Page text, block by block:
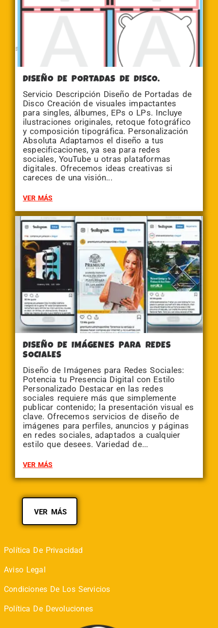
DISEÑO DE PORTADAS DE DISCO.
Servicio Descripción Diseño de Portadas de
Disco Creación de visuales impactantes
para singles, álbumes, EPs o LPs. Incluye
ilustraciones originales, retoque fotográfico
y composición tipográfica. Personalización
Absoluta Adaptamos el diseño a tus
especificaciones, ya sea para redes
sociales, YouTube u otras plataformas
digitales. Ofrecemos ideas creativas si
careces de una visión...
VER MÁS
DISEÑO DE IMÁGENES PARA REDES
SOCIALES
Diseño de Imágenes para Redes Sociales:
Potencia tu Presencia Digital con Estilo
Personalizado Destacar en las redes
sociales requiere más que simplemente
publicar contenido; la presentación visual es
clave. Ofrecemos servicios de diseño de
imágenes para perfiles, anuncios y páginas
en redes sociales, adaptados a cualquier
estilo que desees. Variedad de...
VER MÁS
VER MÁS
Política De Privacidad
Aviso Legal
Condiciones De Los Servicios
Política De Devoluciones